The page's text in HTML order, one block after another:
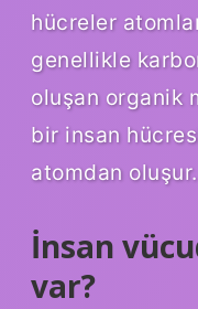
hücreler
genellikle
oluşan organik
bir insan
atomdan oluşur.
İnsan
var?